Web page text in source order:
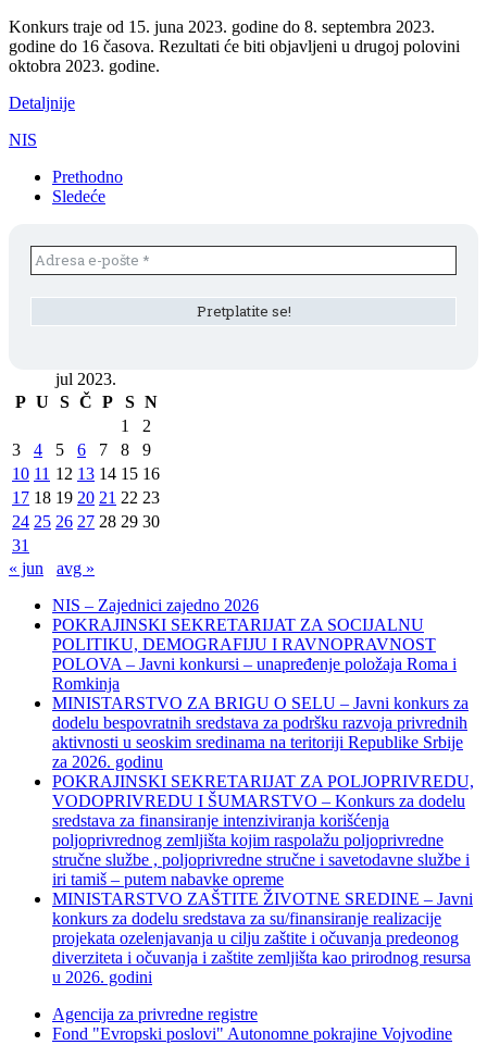
Konkurs traje od 15. juna 2023. godine do 8. septembra 2023.
godine do 16 časova. Rezultati će biti objavljeni u drugoj polovini
oktobra 2023. godine.
Detaljnije
NIS
Prethodno
Sledeće
jul 2023.
P U S Č P S N
1
2
3
4 5 6 7 8
9
10 11 12 13 14 15 16
17 18 19 20 21 22 23
24 25 26 27 28 29 30
31
« jun
avg »
NIS – Zajednici zajedno 2026
POKRAJINSKI SEKRETARIJAT ZA SOCIJALNU
POLITIKU, DEMOGRAFIJU I RAVNOPRAVNOST
POLOVA – Javni konkursi – unapređenje položaja Roma i
Romkinja
MINISTARSTVO ZA BRIGU O SELU – Javni konkurs za
dodelu bespovratnih sredstava za podršku razvoja privrednih
aktivnosti u seoskim sredinama na teritoriji Republike Srbije
za 2026. godinu
POKRAJINSKI SEKRETARIJAT ZA POLJOPRIVREDU,
VODOPRIVREDU I ŠUMARSTVO – Konkurs za dodelu
sredstava za finansiranje intenziviranja korišćenja
poljoprivrednog zemljišta kojim raspolažu poljoprivredne
stručne službe , poljoprivredne stručne i savetodavne službe i
iri tamiš ‒ putem nabavke opreme
MINISTARSTVO ZAŠTITE ŽIVOTNE SREDINE – Javni
konkurs za dodelu sredstava za su/finansiranje realizacije
projekata ozelenjavanja u cilju zaštite i očuvanja predeonog
diverziteta i očuvanja i zaštite zemljišta kao prirodnog resursa
u 2026. godini
Agencija za privredne registre
Fond "Evropski poslovi" Autonomne pokrajine Vojvodine